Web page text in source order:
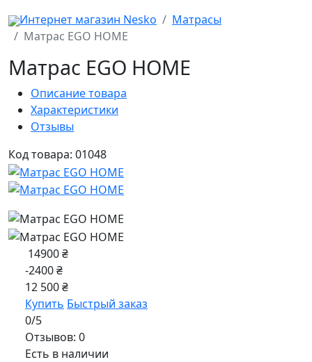
Интернет магазин Nesko
Матрасы
Матрас EGO HOME
Матрас EGO HOME
Описание товара
Характеристики
Отзывы
Код товара: 01048
14900 ₴
-2400 ₴
12 500 ₴
Купить Быстрый заказ
0/5
Отзывов: 0
Есть в наличии